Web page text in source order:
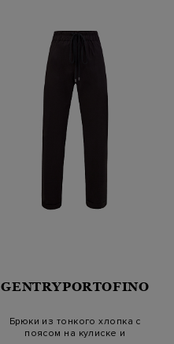
GENTRYPORTOFINO
Брюки из тонкого хлопка с
поясом на кулиске и